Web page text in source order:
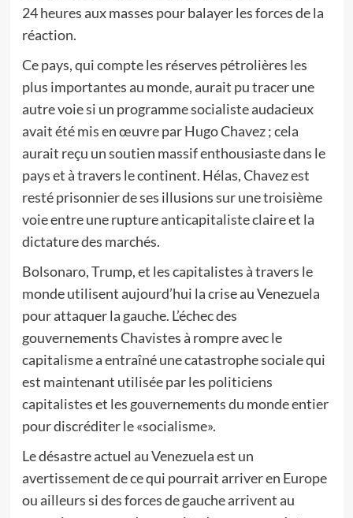
24 heures aux masses pour balayer les forces de la
réaction.
Ce pays, qui compte les réserves pétrolières les
plus importantes au monde, aurait pu tracer une
autre voie si un programme socialiste audacieux
avait été mis en œuvre par Hugo Chavez ; cela
aurait reçu un soutien massif enthousiaste dans le
pays et à travers le continent. Hélas, Chavez est
resté prisonnier de ses illusions sur une troisième
voie entre une rupture anticapitaliste claire et la
dictature des marchés.
Bolsonaro, Trump, et les capitalistes à travers le
monde utilisent aujourd’hui la crise au Venezuela
pour attaquer la gauche. L’échec des
gouvernements Chavistes à rompre avec le
capitalisme a entraîné une catastrophe sociale qui
est maintenant utilisée par les politiciens
capitalistes et les gouvernements du monde entier
pour discréditer le «socialisme».
Le désastre actuel au Venezuela est un
avertissement de ce qui pourrait arriver en Europe
ou ailleurs si des forces de gauche arrivent au